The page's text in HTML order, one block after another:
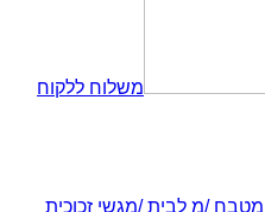
משלוח ללקוח
מטבח /מ לבית /מגשי זכוכית